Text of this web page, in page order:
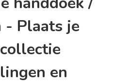
- Plaats je
en